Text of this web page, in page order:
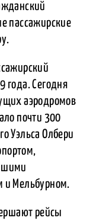
пассажирские
года. Сегодня
аэродромов
почти 300
Уэльса Олбери
и Мельбурном.
рейсы